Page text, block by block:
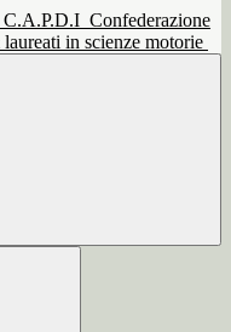
C.A.P.D.I Confederazione
in scienze motorie